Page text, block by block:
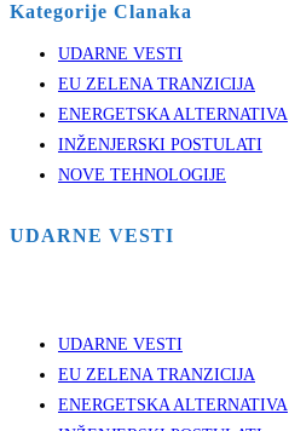
Kategorije Clanaka
UDARNE VESTI
EU ZELENA TRANZICIJA
ENERGETSKA ALTERNATIVA
INŽENJERSKI POSTULATI
NOVE TEHNOLOGIJE
UDARNE VESTI
UDARNE VESTI
EU ZELENA TRANZICIJA
ENERGETSKA ALTERNATIVA